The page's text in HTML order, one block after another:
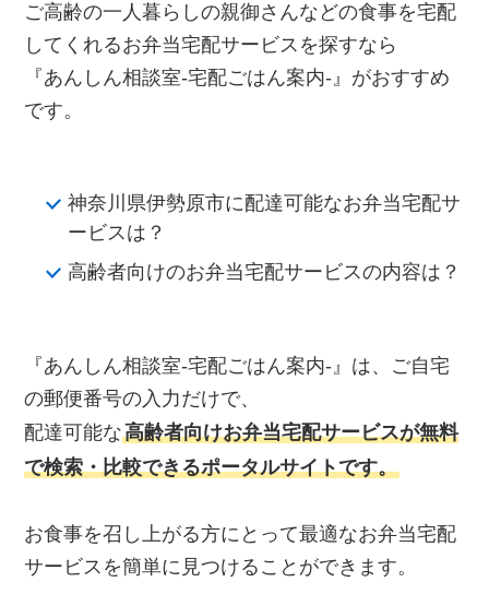
ご高齢の一人暮らしの親御さんなどの食事を宅配
してくれるお弁当宅配サービスを探すなら
『あんしん相談室‐宅配ごはん案内‐』がおすすめ
です。
神奈川県伊勢原市に配達可能なお弁当宅配サ
ービスは？
高齢者向けのお弁当宅配サービスの内容は？
『あんしん相談室‐宅配ごはん案内‐』は、ご自宅
の郵便番号の入力だけで、
配達可能な高齢者向けお弁当宅配サービスが無料
で検索・比較できるポータルサイトです。
お食事を召し上がる方にとって最適なお弁当宅配
サービスを簡単に見つけることができます。